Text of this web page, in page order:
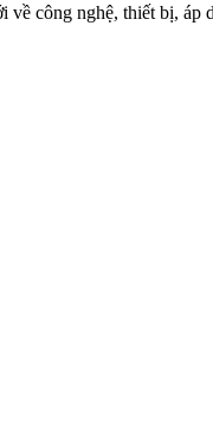
công nghệ, thiết bị, áp